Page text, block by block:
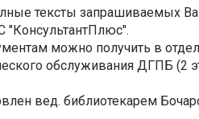
тексты запрашиваемых
"КонсультантПлюс".
можно получить в
обслуживания ДГПБ (2
вед. библиотекарем